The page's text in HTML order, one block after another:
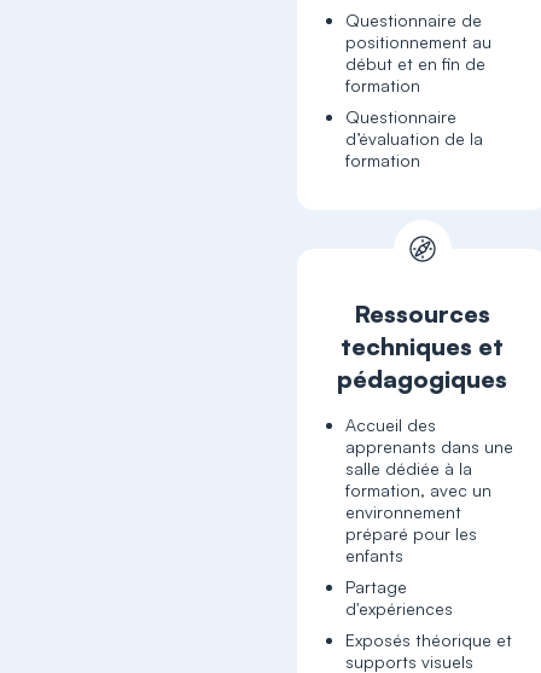
Questionnaire de
positionnement au
début et en fin de
formation
Questionnaire
d’évaluation de la
formation
Ressources
techniques et
pédagogiques
Accueil des
apprenants dans une
salle dédiée à la
formation, avec un
environnement
préparé pour les
enfants
Partage
d'expériences
Exposés théorique et
supports visuels